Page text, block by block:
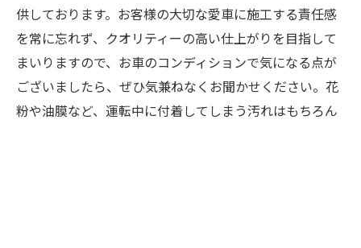
供しております。お客様の大切な愛車に施工する責任感
を常に忘れず、クオリティーの高い仕上がりを目指して
まいりますので、お車のコンディションで気になる点が
ございましたら、ぜひ気兼ねなくお聞かせください。花
粉や油膜など、運転中に付着してしまう汚れはもちろん